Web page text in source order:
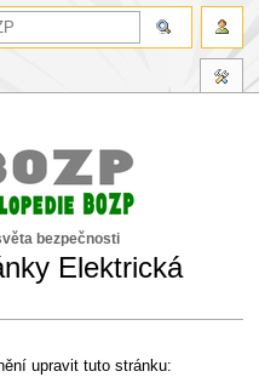
bezpečnosti
Elektrická
upravit tuto stránku: